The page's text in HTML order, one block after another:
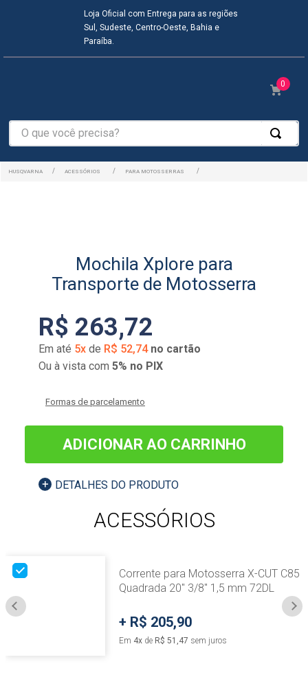
Loja Oficial com Entrega para as regiões
Sul, Sudeste, Centro-Oeste, Bahia e
Paraíba.
0
O que você precisa?
ACESSÓRIOS PARA MOTOSSERRAS
Mochila Xplore para
Transporte de Motosserra
R$ 263,72
Em até 5x de R$ 52,74 no cartão
Ou à vista com 5% no PIX
Formas de parcelamento
ADICIONAR AO CARRINHO
DETALHES DO PRODUTO
ACESSÓRIOS
Corrente para Motosserra X-CUT C85
Quadrada 20" 3/8" 1,5 mm 72DL
+ R$ 205,90
Em 4x de R$ 51,47 sem juros